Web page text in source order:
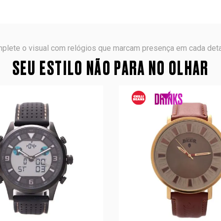
o visual com relógios que marcam presença em cada
SEU ESTILO NÃO PARA NO OLHAR